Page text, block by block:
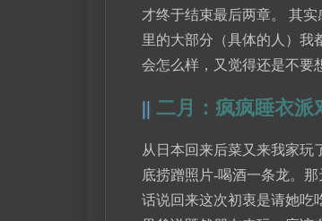
才终于结束最后两章。 其
里的大部分（具体的人）我
会怎么样，又觉得还是不要
二月：疯疯睡衣派
从日本回来后菜又来我家玩
底捞蹭照片-喝酒一条龙。
话说回来这次初衷是请她吃